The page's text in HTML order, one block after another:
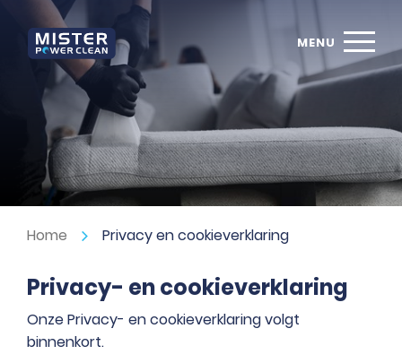
Home Privacy en cookieverklaring
Privacy- en cookieverklaring
Onze Privacy- en cookieverklaring volgt
binnenkort.